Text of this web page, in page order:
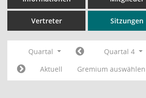
Vertreter Sitzungen
Quartal Quartal 4
Aktuell
Gremium auswählen